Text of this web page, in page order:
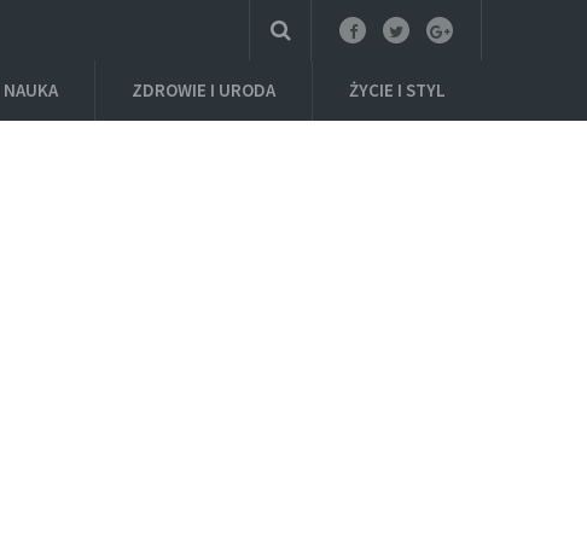
NAUKA ZDROWIE I URODA ŻYCIE I STYL